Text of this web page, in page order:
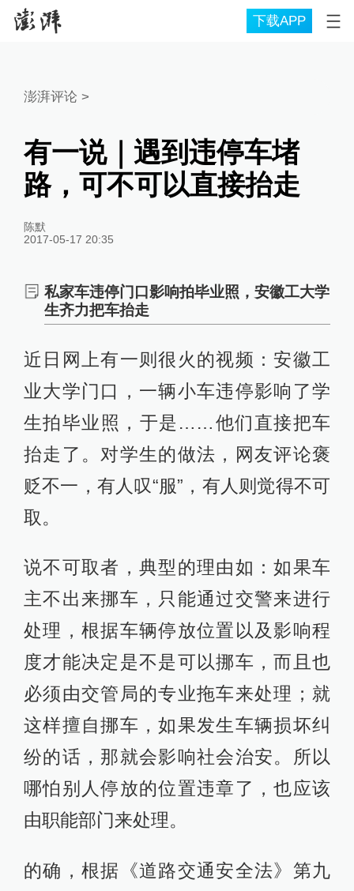
下载APP
澎湃评论 >
有一说｜遇到违停车堵
路，可不可以直接抬走
陈默
2017-05-17 20:35
私家车违停门口影响拍毕业照，安徽工大学
生齐力把车抬走
近日网上有一则很火的视频：安徽工
业大学门口，一辆小车违停影响了学
生拍毕业照，于是……他们直接把车
抬走了。对学生的做法，网友评论褒
贬不一，有人叹“服”，有人则觉得不可
取。
说不可取者，典型的理由如：如果车
主不出来挪车，只能通过交警来进行
处理，根据车辆停放位置以及影响程
度才能决定是不是可以挪车，而且也
必须由交管局的专业拖车来处理；就
这样擅自挪车，如果发生车辆损坏纠
纷的话，那就会影响社会治安。所以
哪怕别人停放的位置违章了，也应该
由职能部门来处理。
的确，根据《道路交通安全法》第九